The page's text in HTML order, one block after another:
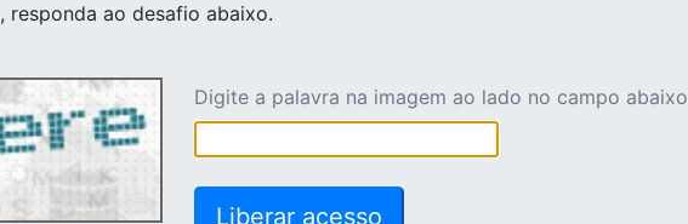
, responda ao desafio abaixo.
Digite a palavra na imagem ao lado no campo abaixo